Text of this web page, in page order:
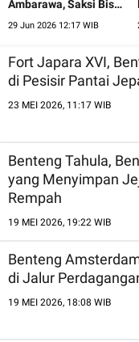
Ambarawa, Saksi Bisu
Pergantian Zaman
29 Jun 2026 12:17 WIB
Fort Japara XVI,
di Pesisir Pantai
23 MEI 2026, 11:17 WIB
Benteng Tahula,
yang Menyimpan
Rempah
19 MEI 2026, 19:22 WIB
Benteng
di Jalur
19 MEI 2026, 18:08 WIB